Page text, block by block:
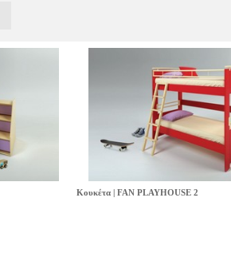
Κουκέτα | FAN PLAYHOUSE 2